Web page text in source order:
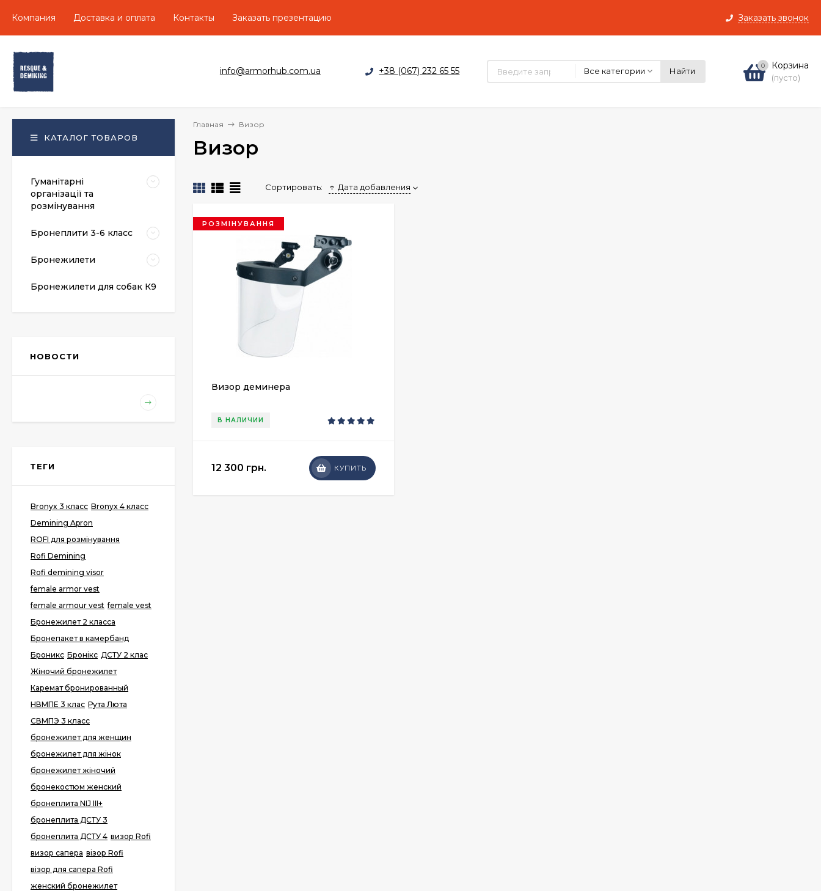
Заказать звонок
Компания Доставка и оплата Контакты Заказать презентацию
info@armorhub.com.ua +38 (067) 232 65 55 Все категории Найти
0 Корзина
(пусто)
Главная Визор
Визор
Сортировать: Дата добавления
РОЗМІНУВАННЯ
Визор деминера
В НАЛИЧИИ
12 300 грн. КУПИТЬ
КАТАЛОГ ТОВАРОВ
Гуманітарні
організації та
розмінування
Бронеплити 3-6 класс
Бронежилети
Бронежилети для собак К9
НОВОСТИ
ТЕГИ
Bronyx 3 класс Bronyx 4 класс
Demining Apron
ROFI для розмінування
Rofi Demining
Rofi demining visor
female armor vest
female armour vest female vest
Бронежилет 2 класса
Бронепакет в камербанд
Броникс Бронікс ДСТУ 2 клас
Жіночий бронежилет
Каремат бронированный
НВМПЕ 3 клас Рута Люта
СВМПЭ 3 класс
бронежилет для женщин
бронежилет для жінок
бронежилет жіночий
бронекостюм женский
бронеплита NIJ III+
бронеплита ДСТУ 3
бронеплита ДСТУ 4 визор Rofi
визор сапера візор Rofi
візор для сапера Rofi
женский бронежилет